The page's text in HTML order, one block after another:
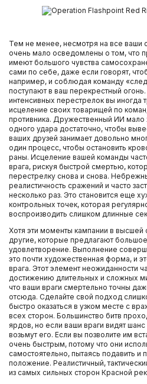
Тем не менее, несмотря на все ваши
очень мало осведомлены о том, что
имеют большого чувства
сами по себе, даже если говорят,
например, и соблюдая команду
поступают в ваш перекрестный
интенсивных перестрелок вы иногда
исцеление своих товарищей по
противника. Дружественный ИИ мало
одного удара достаточно, чтобы
ваших друзей занимает довольно
один процесс, чтобы остановить
раны. Исцеление вашей команды
врага, рискуя быстрой смертью,
перестрелку снова и снова.
реалистичность сражений и часто
несколько раз. Это становится еще
контрольных точек, которая
воспроизводить слишком длинные
Хотя эти моменты кампании в высшей
другие, которые предлагают большое
удовлетворение. Выполнение
это почти художественная форма, и
врага. Этот элемент неожиданности
достижению длительных и сложных
что ваши враги смертельно точны
отсюда. Сделайте свой подход
быстро оказаться в узком месте с
всех сторон. Большинство битв
ярдов, но если ваши враги видят шанс
возьмут его. Если вы позволите им
очень быстрым, потому что они
самостоятельно, пытаясь подавить и
положение. Реалистичный,
из самых сильных сторон Красной